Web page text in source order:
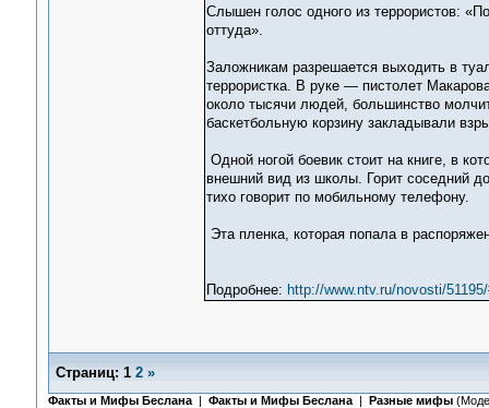
Слышен голос одного из террористов:
оттуда».
Заложникам разрешается выходить в
террористка. В руке — пистолет
около тысячи людей, большинство
баскетбольную корзину закладывали
Одной ногой боевик стоит на книге, в
внешний вид из школы. Горит соседний
тихо говорит по мобильному телефону.
Эта пленка, которая попала в
Подробнее: http://www.ntv.ru/novosti/
Страниц: 1 2 »
Факты и Мифы Беслана| Факты и Мифы Беслана| Разные мифы